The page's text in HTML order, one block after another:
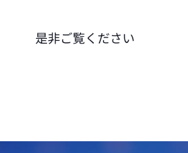
是非ご覧ください